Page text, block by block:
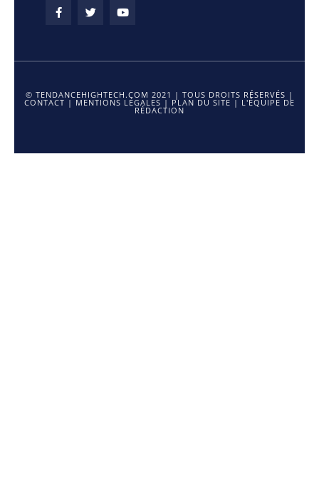
© TENDANCEHIGHTECH.COM 2021 | TOUS DROITS RÉSERVÉS |
CONTACT | MENTIONS LÉGALES | PLAN DU SITE | L'ÉQUIPE DE
RÉDACTION